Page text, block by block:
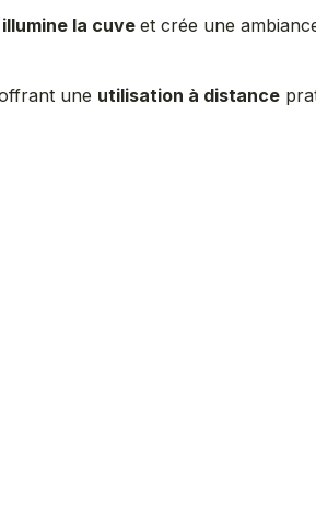
illumine la cuve et crée une
une utilisation à distance